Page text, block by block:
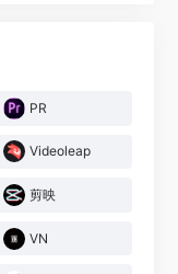
PR
Videoleap
剪映
VN